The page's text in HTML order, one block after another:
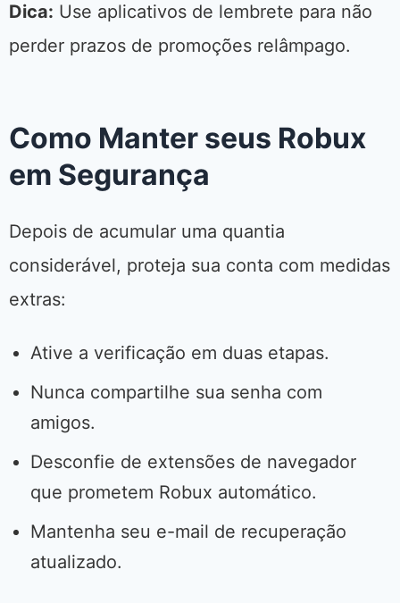
Dica: Use aplicativos de lembrete para não
perder prazos de promoções relâmpago.
Como Manter seus Robux
em Segurança
Depois de acumular uma quantia
considerável, proteja sua conta com medidas
extras:
Ative a verificação em duas etapas.
Nunca compartilhe sua senha com
amigos.
Desconfie de extensões de navegador
que prometem Robux automático.
Mantenha seu e-mail de recuperação
atualizado.